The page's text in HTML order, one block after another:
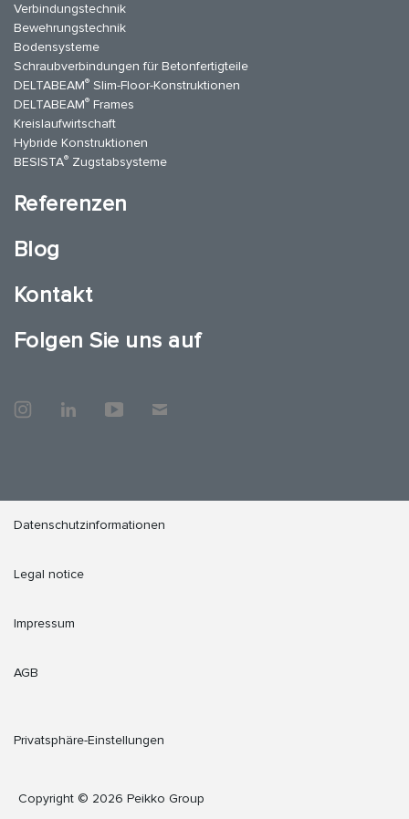
Verbindungstechnik
Bewehrungstechnik
Bodensysteme
Schraubverbindungen für Betonfertigteile
DELTABEAM® Slim-Floor-Konstruktionen
DELTABEAM® Frames
Kreislaufwirtschaft
Hybride Konstruktionen
BESISTA® Zugstabsysteme
Referenzen
Blog
Kontakt
Folgen Sie uns auf
Datenschutzinformationen
Legal notice
Impressum
AGB
Privatsphäre-Einstellungen
Copyright © 2026 Peikko Group